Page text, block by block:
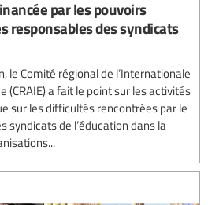
par les pouvoirs
responsables des syndicats
le Comité régional de l’Internationale
(CRAIE) a fait le point sur les activités
sur les difficultés rencontrées par le
syndicats de l’éducation dans la